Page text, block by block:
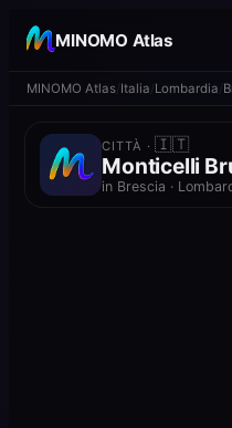
MINOMO Atlas
MINOMO Atlas Italia Lombardia
CITTÀ ·🇮🇹
Monticelli
in Brescia ·